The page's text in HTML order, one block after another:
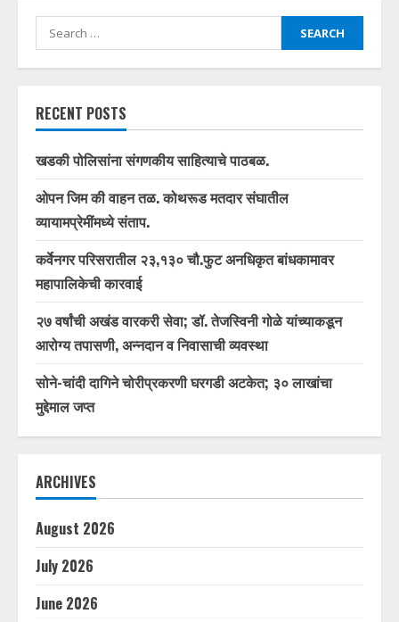
Search
for:
RECENT POSTS
खडकी पोलिसांना संगणकीय साहित्याचे पाठबळ.
ओपन जिम की वाहन तळ. कोथरूड मतदार संघातील
व्यायामप्रेमींमध्ये संताप.
कर्वेनगर परिसरातील २३,१३० चौ.फुट अनधिकृत बांधकामावर
महापालिकेची कारवाई
२७ वर्षांची अखंड वारकरी सेवा; डॉ. तेजस्विनी गोळे यांच्याकडून
आरोग्य तपासणी, अन्नदान व निवासाची व्यवस्था
सोने-चांदी दागिने चोरीप्रकरणी घरगडी अटकेत; ३० लाखांचा
मुद्देमाल जप्त
ARCHIVES
August 2026
July 2026
June 2026